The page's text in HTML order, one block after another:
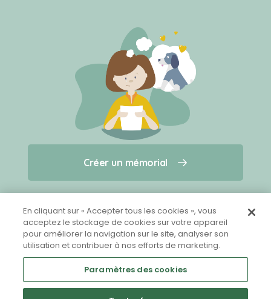
Créer un mémorial
Qui sommes-nous ?
Nous contacter
Partager sur Facebook
Créer un mémorial
En cliquant sur « Accepter tous les cookies », vous
acceptez le stockage de cookies sur votre appareil
pour améliorer la navigation sur le site, analyser son
utilisation et contribuer à nos efforts de marketing.
Paramètres des cookies